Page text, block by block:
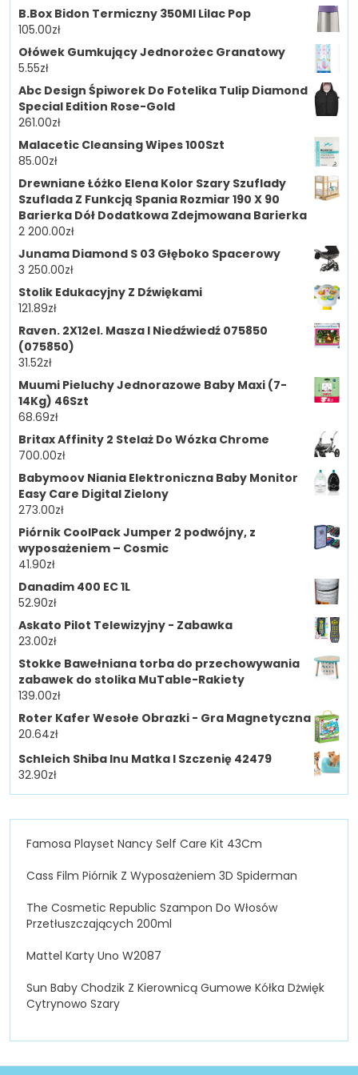
B.Box Bidon Termiczny 350Ml Lilac Pop
105.00zł
Ołówek Gumkujący Jednorożec Granatowy
5.55zł
Abc Design Śpiworek Do Fotelika Tulip Diamond
Special Edition Rose-Gold
261.00zł
Malacetic Cleansing Wipes 100Szt
85.00zł
Drewniane Łóżko Elena Kolor Szary Szuflady
Szuflada Z Funkcją Spania Rozmiar 190 X 90
Barierka Dół Dodatkowa Zdejmowana Barierka
2 200.00zł
Junama Diamond S 03 Głęboko Spacerowy
3 250.00zł
Stolik Edukacyjny Z Dźwiękami
121.89zł
Raven. 2X12el. Masza I Niedźwiedź 075850
(075850)
31.52zł
Muumi Pieluchy Jednorazowe Baby Maxi (7-
14Kg) 46Szt
68.69zł
Britax Affinity 2 Stelaż Do Wózka Chrome
700.00zł
Babymoov Niania Elektroniczna Baby Monitor
Easy Care Digital Zielony
273.00zł
Piórnik CoolPack Jumper 2 podwójny, z
wyposażeniem – Cosmic
41.90zł
Danadim 400 EC 1L
52.90zł
Askato Pilot Telewizyjny - Zabawka
23.00zł
Stokke Bawełniana torba do przechowywania
zabawek do stolika MuTable-Rakiety
139.00zł
Roter Kafer Wesołe Obrazki - Gra Magnetyczna
20.64zł
Schleich Shiba Inu Matka I Szczenię 42479
32.90zł
Famosa Playset Nancy Self Care Kit 43Cm
Cass Film Piórnik Z Wyposażeniem 3D Spiderman
The Cosmetic Republic Szampon Do Włosów
Przetłuszczających 200ml
Mattel Karty Uno W2087
Sun Baby Chodzik Z Kierownicą Gumowe Kółka Dżwięk
Cytrynowo Szary